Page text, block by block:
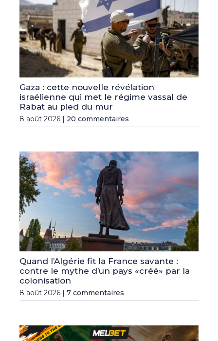
Gaza : cette nouvelle révélation
israélienne qui met le régime vassal de
Rabat au pied du mur
8 août 2026 | 20 commentaires
Quand l’Algérie fit la France savante :
contre le mythe d’un pays «créé» par la
colonisation
8 août 2026 | 7 commentaires